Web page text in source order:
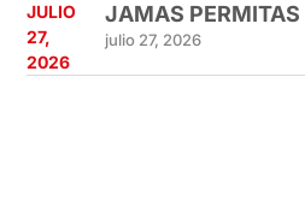
JULIO
27,
2026
JAMAS PERMITAS
julio 27, 2026